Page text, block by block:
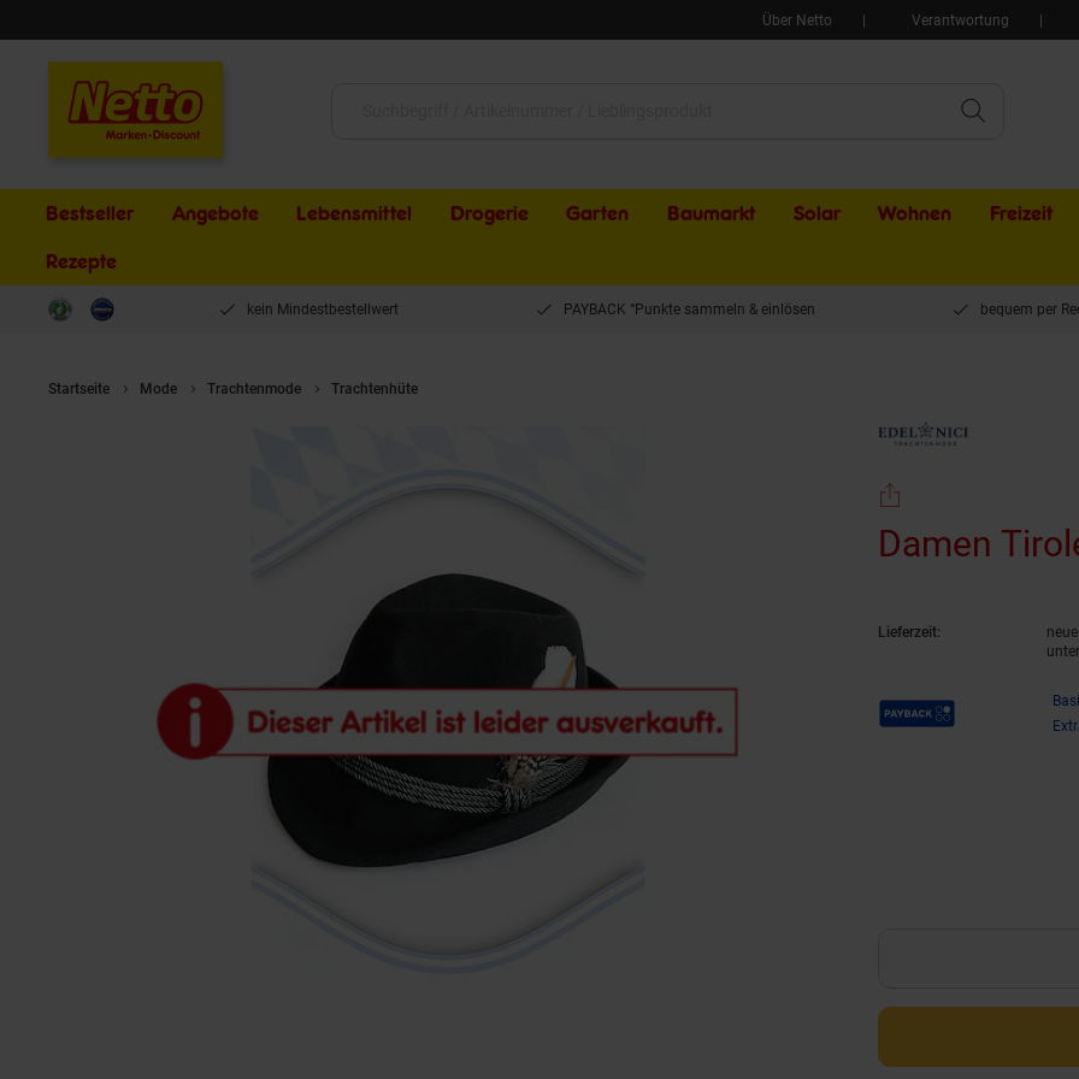
Über Netto Verantwortung
Bestseller Angebote Lebensmittel Drogerie Garten Baumarkt Solar Wohnen Freizeit
Rezepte
kein Mindestbestellwert PAYBACK °Punkte sammeln & einlösen bequem per
Startseite Mode Trachtenmode Trachtenhüte
Damen
Lieferzeit:
Payback Punkte